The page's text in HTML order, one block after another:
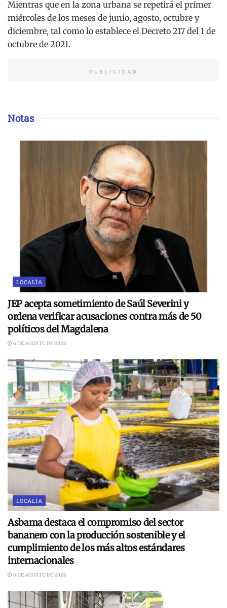
Mientras que en la zona urbana se repetirá el primer
miércoles de los meses de junio, agosto, octubre y
diciembre, tal como lo establece el Decreto 217 del 1 de
octubre de 2021.
PUBLICIDAD
Notas
LOCALÍA
JEP acepta sometimiento de Saúl Severini y
ordena verificar acusaciones contra más de 50
políticos del Magdalena
6 DE AGOSTO DE 2026
LOCALÍA
Asbama destaca el compromiso del sector
bananero con la producción sostenible y el
cumplimiento de los más altos estándares
internacionales
6 DE AGOSTO DE 2026